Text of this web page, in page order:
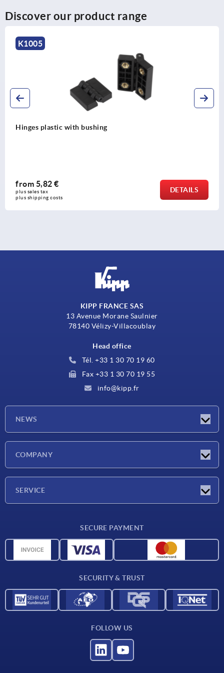
Discover our product range
K1005
Hinges plastic with bushing
from 5,82 €
plus sales tax
plus shipping costs
DETAILS
KIPP FRANCE SAS
13 Avenue Morane Saulnier
78140 Vélizy-Villacoublay
Head office
Tél. +33 1 30 70 19 60
Fax +33 1 30 70 19 55
info@kipp.fr
NEWS
COMPANY
SERVICE
CAD data
SECURE PAYMENT
SECURITY & TRUST
FOLLOW US